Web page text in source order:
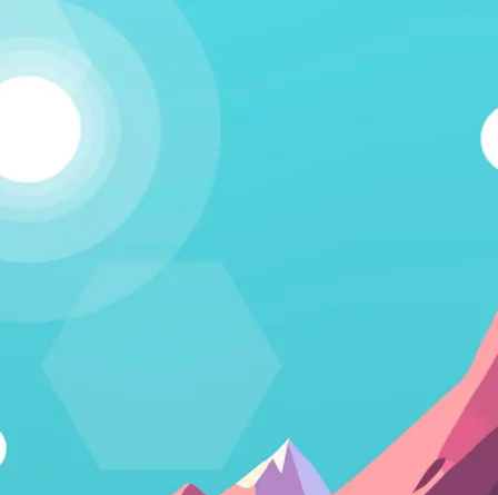
Kapcsolódj!
A Humania rendszerbe Google felhasználói fiókkal lehet
belépni. Fontos számunkra, hogy létező emberek
vegyenek a közösségünkben részt, és ezért nem lehet
csak úgy, tetszőleges e-mail címmel regisztrálni.
Belépés Google fiókkal